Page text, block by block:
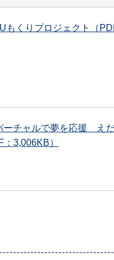
もくりプロジェクト（
ーチャルで夢を応援 え
3,006KB）